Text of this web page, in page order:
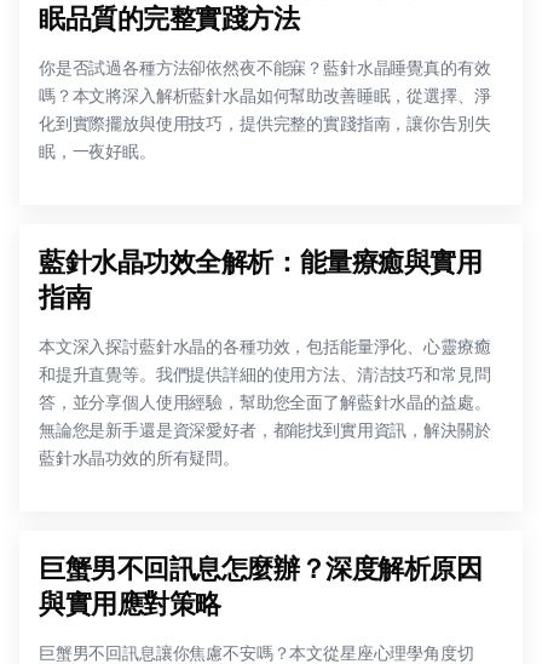
眠品質的完整實踐方法
你是否試過各種方法卻依然夜不能寐？藍針水晶睡覺真的有效
嗎？本文將深入解析藍針水晶如何幫助改善睡眠，從選擇、淨
化到實際擺放與使用技巧，提供完整的實踐指南，讓你告別失
眠，一夜好眠。
藍針水晶功效全解析：能量療癒與實用
指南
本文深入探討藍針水晶的各種功效，包括能量淨化、心靈療癒
和提升直覺等。我們提供詳細的使用方法、清洁技巧和常見問
答，並分享個人使用經驗，幫助您全面了解藍針水晶的益處。
無論您是新手還是資深愛好者，都能找到實用資訊，解決關於
藍針水晶功效的所有疑問。
巨蟹男不回訊息怎麼辦？深度解析原因
與實用應對策略
巨蟹男不回訊息讓你焦慮不安嗎？本文從星座心理學角度切